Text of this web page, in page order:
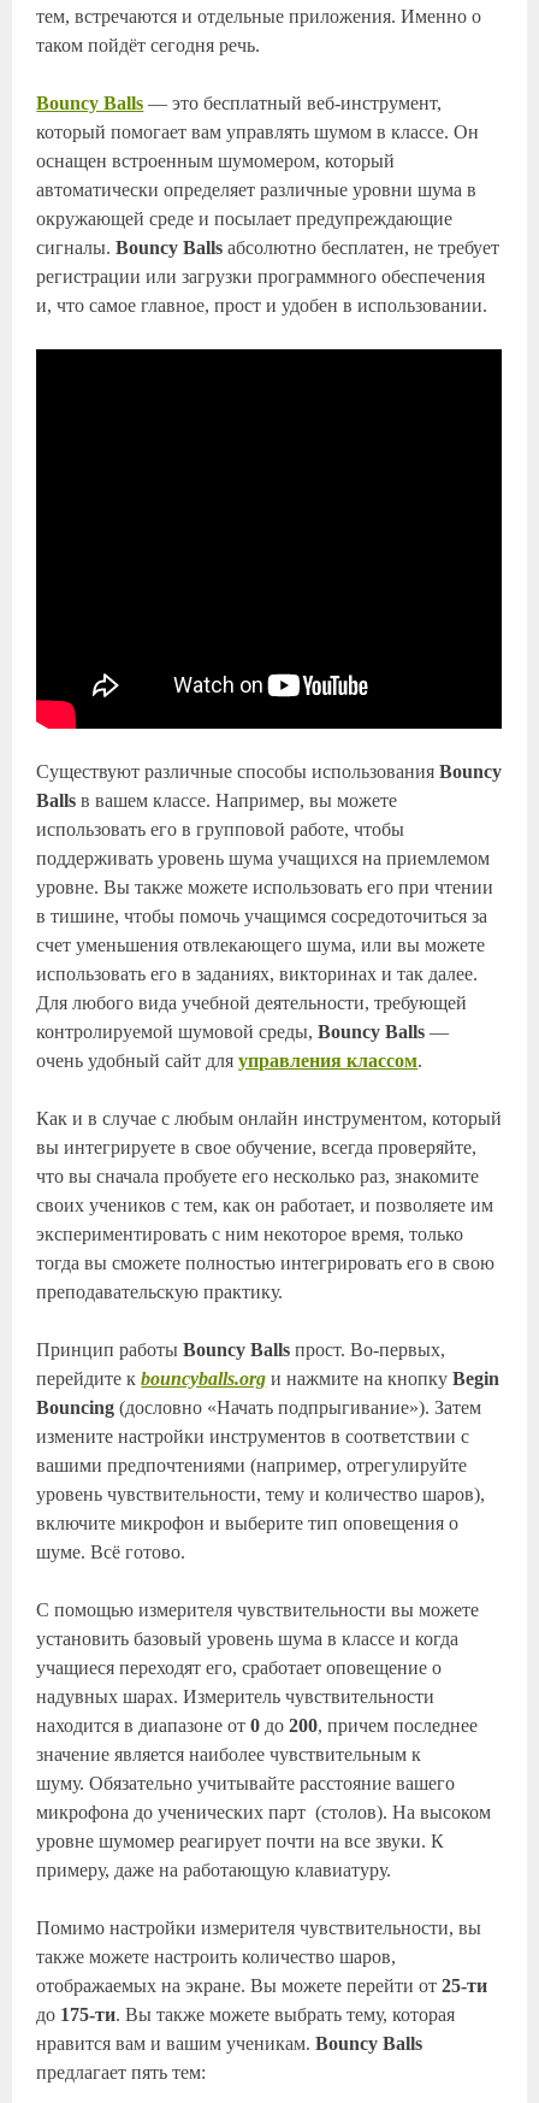
тем, встречаются и отдельные приложения. Именно о
таком пойдёт сегодня речь.
Bouncy Balls — это бесплатный веб-инструмент,
который помогает вам управлять шумом в классе. Он
оснащен встроенным шумомером, который
автоматически определяет различные уровни шума в
окружающей среде и посылает предупреждающие
сигналы.Bouncy Balls абсолютно бесплатен, не требует
регистрации или загрузки программного обеспечения
и, что самое главное, прост и удобен в использовании.
Существуют различные способы использованияBouncy
Balls в вашем классе. Например, вы можете
использовать его в групповой работе, чтобы
поддерживать уровень шума учащихся на приемлемом
уровне. Вы также можете использовать его при чтении
в тишине, чтобы помочь учащимся сосредоточиться за
счет уменьшения отвлекающего шума, или вы можете
использовать его в заданиях, викторинах и так далее.
Для любого вида учебной деятельности, требующей
контролируемой шумовой среды,Bouncy Balls —
очень удобный сайт дляуправления классом.
Как и в случае с любым онлайн инструментом, который
вы интегрируете в свое обучение, всегда проверяйте,
что вы сначала пробуете его несколько раз, знакомите
своих учеников с тем, как он работает, и позволяете им
экспериментировать с ним некоторое время, только
тогда вы сможете полностью интегрировать его в свою
преподавательскую практику.
Принцип работыBouncy Balls прост. Во-первых,
перейдите кbouncyballs.org и нажмите на кнопкуBegin
Bouncing (дословно «Начать подпрыгивание»). Затем
измените настройки инструментов в соответствии с
вашими предпочтениями (например, отрегулируйте
уровень чувствительности, тему и количество шаров),
включите микрофон и выберите тип оповещения о
шуме. Всё готово.
С помощью измерителя чувствительности вы можете
установить базовый уровень шума в классе и когда
учащиеся переходят его, сработает оповещение о
надувных шарах. Измеритель чувствительности
находится в диапазоне от0 до200, причем последнее
значение является наиболее чувствительным к
шуму. Обязательно учитывайте расстояние вашего
микрофона до ученических парт (столов). На высоком
уровне шумомер реагирует почти на все звуки. К
примеру, даже на работающую клавиатуру.
Помимо настройки измерителя чувствительности, вы
также можете настроить количество шаров,
отображаемых на экране. Вы можете перейти от25-ти
до 175-ти. Вы также можете выбрать тему, которая
нравится вам и вашим ученикам.Bouncy Balls
предлагает пять тем: